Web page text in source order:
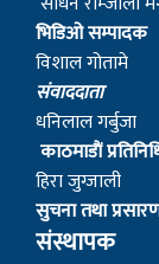
भिडिओ सम्पादक
विशाल गोतामे
स‌ंवाददाता
धनिलाल गर्बुजा
काठमाडाैं
हिरा जुग्जाली
सुचना तथा
संस्थापक